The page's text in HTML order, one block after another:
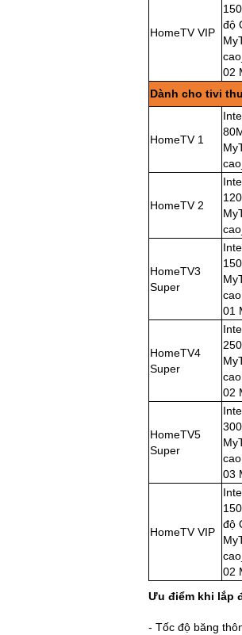
HomeTV VIP
độ
02
Dành cho tivi
HomeTV 1
HomeTV 2
HomeTV3
Super
01
HomeTV4
Super
02
HomeTV5
Super
03
HomeTV VIP
độ
02
Ưu điểm khi lắp
- Tốc độ băng